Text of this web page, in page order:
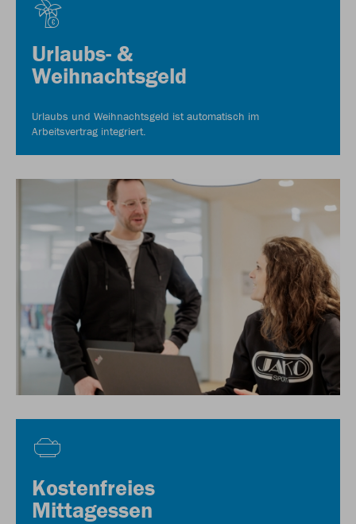
Urlaubs- &
Weihnachtsgeld
Urlaubs und Weihnachtsgeld ist automatisch im
Arbeitsvertrag integriert.
Kostenfreies
Mittagessen